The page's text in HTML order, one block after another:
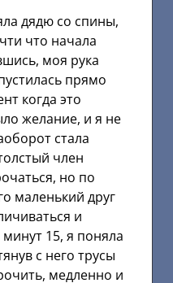
дядю со спины,
что начала
моя рука
прямо
когда это
желание, и я не
стала
член
но по
маленький друг
и
15, я поняла
с него трусы
медленно и